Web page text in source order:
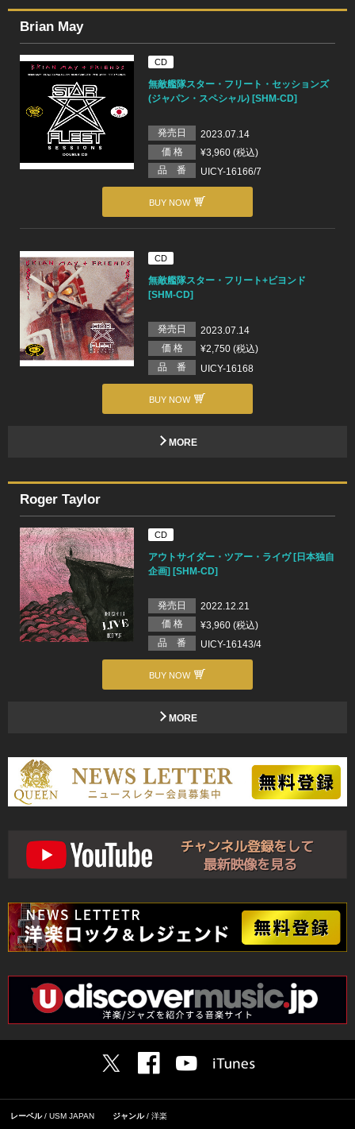
Brian May
CD
無敵艦隊スター・フリート・セッションズ
(ジャパン・スペシャル) [SHM-CD]
発売日
2023.07.14
価 格
¥3,960 (税込)
品 番
UICY-16166/7
BUY NOW
CD
無敵艦隊スター・フリート+ビヨンド
[SHM-CD]
発売日
2023.07.14
価 格
¥2,750 (税込)
品 番
UICY-16168
BUY NOW
MORE
Roger Taylor
CD
アウトサイダー・ツアー・ライヴ [日本独自
企画] [SHM-CD]
発売日
2022.12.21
価 格
¥3,960 (税込)
品 番
UICY-16143/4
BUY NOW
MORE
レーベル USM JAPAN ジャンル 洋楽